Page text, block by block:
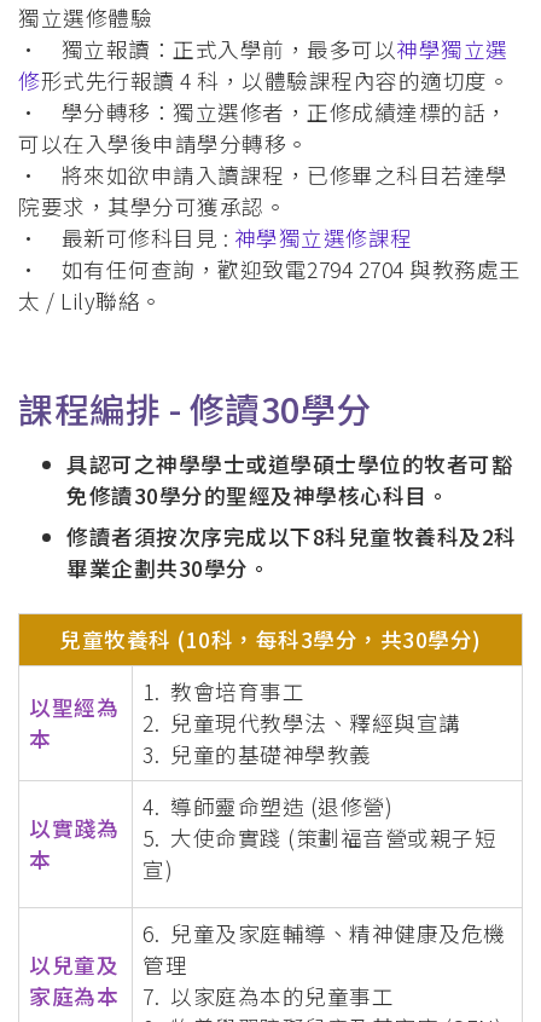
獨立選修體驗
• 獨立報讀：正式入學前，最多可以神學獨立選
修形式先行報讀 4 科，以體驗課程內容的適切度。
• 學分轉移：獨立選修者，正修成績達標的話，
可以在入學後申請學分轉移。
• 將來如欲申請入讀課程，已修畢之科目若達學
院要求，其學分可獲承認。
• 最新可修科目見 : 神學獨立選修課程
• 如有任何查詢，歡迎致電2794 2704 與教務處王
太 / Lily聯絡。
課程編排 -修讀30學分
具認可之神學學士或道學碩士學位的牧者可豁
免修讀30學分的聖經及神學核心科目。
修讀者須按次序完成以下8科兒童牧養科及2科
畢業企劃共30學分。
兒童牧養科 (10科，每科3學分，共30學分)
以聖經為
本
1. 教會培育事工
2. 兒童現代教學法、釋經與宣講
3. 兒童的基礎神學教義
以實踐為
本
4. 導師靈命塑造 (退修營)
5. 大使命實踐 (策劃福音營或親子短
宣)
以兒童及
家庭為本
6. 兒童及家庭輔導、精神健康及危機
管理
7. 以家庭為本的兒童事工